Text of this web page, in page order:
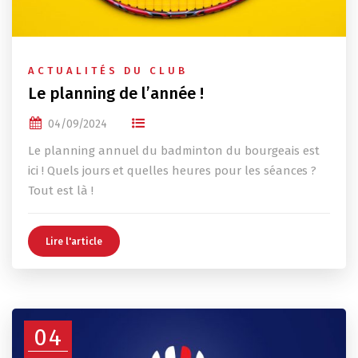
ACTUALITÉS DU CLUB
Le planning de l’année !
04/09/2024
Le planning annuel du badminton du bourgeais est
ici ! Quels jours et quelles heures pour les séances ?
Tout est là !
Lire l'article
04